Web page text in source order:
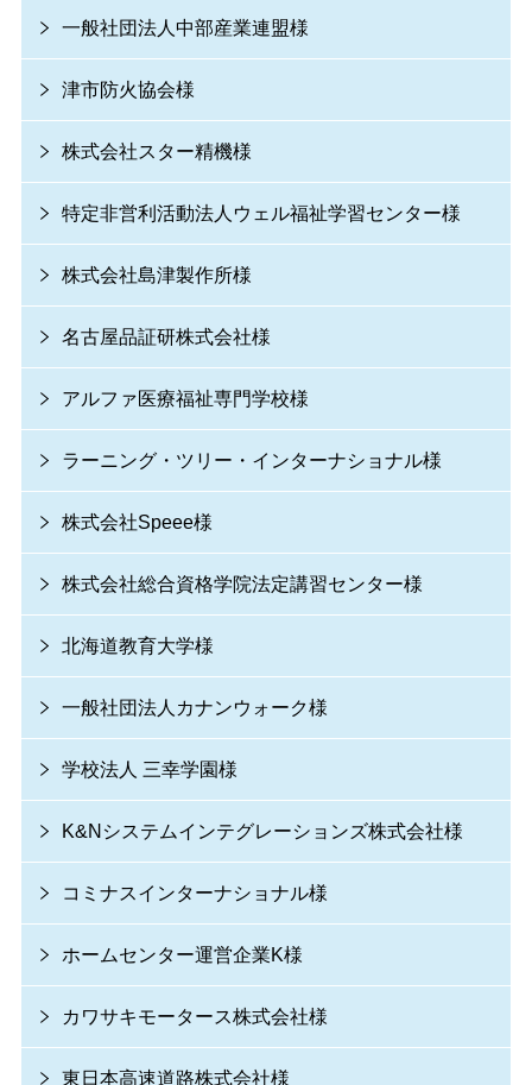
一般社団法人中部産業連盟様
津市防火協会様
株式会社スター精機様
特定非営利活動法人ウェル福祉学習センター様
株式会社島津製作所様
名古屋品証研株式会社様
アルファ医療福祉専門学校様
ラーニング・ツリー・インターナショナル様
株式会社Speee様
株式会社総合資格学院法定講習センター様
北海道教育大学様
一般社団法人カナンウォーク様
学校法人 三幸学園様
K&Nシステムインテグレーションズ株式会社様
コミナスインターナショナル様
ホームセンター運営企業K様
カワサキモータース株式会社様
東日本高速道路株式会社様